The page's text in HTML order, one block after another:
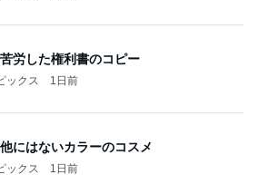
労した権利書のコピー
ックス 1日前
にはないカラーのコスメ
ックス 1日前